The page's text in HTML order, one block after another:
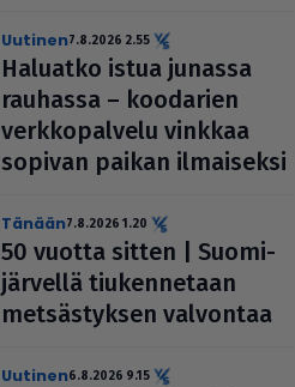
uutinen7.8.2026 2.55
Haluatko istua junassa
rauhassa – koodarien
verk­ko­pal­velu vinkkaa
sopivan paikan ilmai­seksi
Tänään7.8.2026 1.20
50 vuotta sitten | Suo­mi­
jär­vellä tiu­ken­ne­taan
met­säs­tyk­sen valvontaa
uutinen6.8.2026 9.15